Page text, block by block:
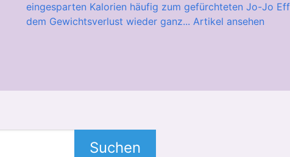
eingesparten Kalorien häufig zum gefürchteten Jo-Jo
dem Gewichtsverlust wieder ganz... Artikel ansehen
Suchen